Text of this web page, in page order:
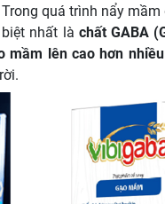
quá trình nẩy
nhất là chất GABA
mầm lên cao hơn